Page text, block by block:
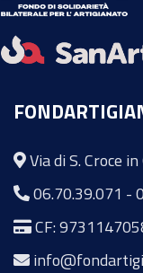
Via di S. Croce
06.70.39.071 -
CF: